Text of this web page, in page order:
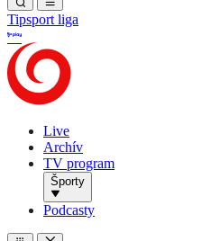
Tipsport liga
Live
Archív
TV program
Športy
Podcasty